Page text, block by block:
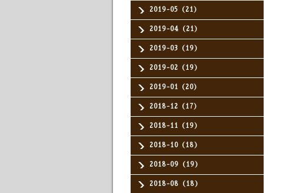
2019-05（21）
2019-04（21）
2019-03（19）
2019-02（19）
2019-01（20）
2018-12（17）
2018-11（19）
2018-10（18）
2018-09（19）
2018-08（18）